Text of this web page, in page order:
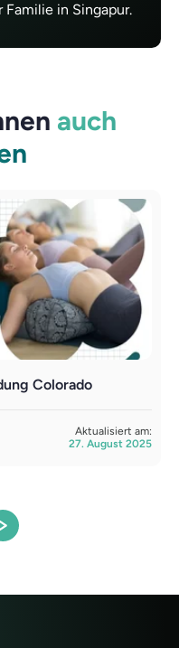
in Singapur.
auch
Colorado
Aktualisiert am:
27. August 2025